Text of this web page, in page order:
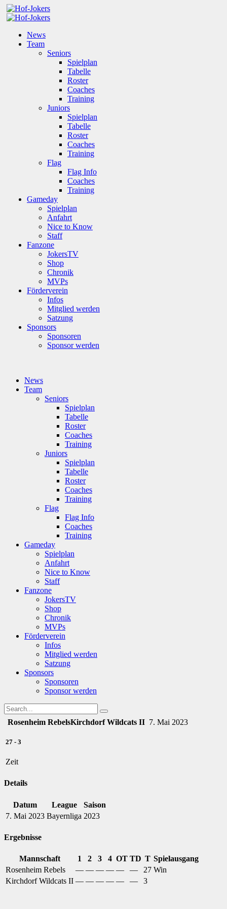
News
Team
Seniors
Spielplan
Tabelle
Roster
Coaches
Training
Juniors
Spielplan
Tabelle
Roster
Coaches
Training
Flag
Flag Info
Coaches
Training
Gameday
Spielplan
Anfahrt
Nice to Know
Staff
Fanzone
JokersTV
Shop
Chronik
MVPs
Förderverein
Infos
Mitglied werden
Satzung
Sponsors
Sponsoren
Sponsor werden
News
Team
Seniors
Spielplan
Tabelle
Roster
Coaches
Training
Juniors
Spielplan
Tabelle
Roster
Coaches
Training
Flag
Flag Info
Coaches
Training
Gameday
Spielplan
Anfahrt
Nice to Know
Staff
Fanzone
JokersTV
Shop
Chronik
MVPs
Förderverein
Infos
Mitglied werden
Satzung
Sponsors
Sponsoren
Sponsor werden
Rosenheim RebelsKirchdorf Wildcats II 7. Mai 2023
27 - 3
Zeit
Details
Datum League
Saison
7. Mai 2023 Bayernliga 2023
Ergebnisse
Mannschaft 1 2 3 4 OT TD T Spielausgang
Rosenheim Rebels
— — — — — — 27 Win
Kirchdorf Wildcats II — — — — — — 3